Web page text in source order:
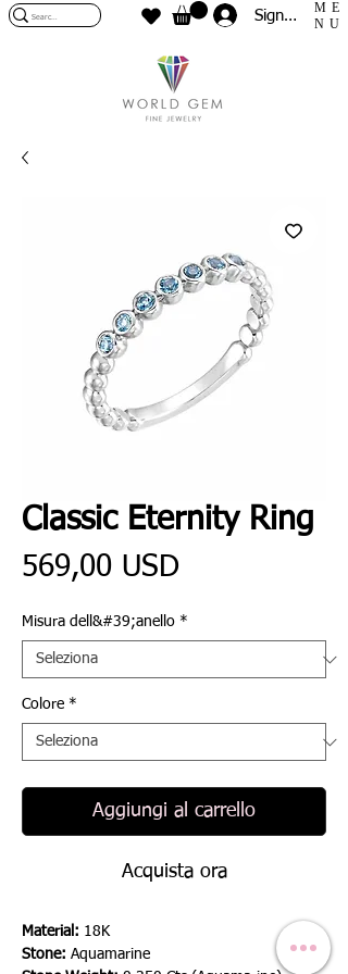
Sign In
ME
NU
Classic Eternity Ring
569,00 USD
Misura dell&#39;anello *
Colore *
Aggiungi al carrello
Acquista ora
Material: 18K
Stone: Aquamarine